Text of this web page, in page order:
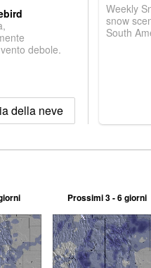
debole.
della neve
Weekly
snow
South
two
Prossimi 3 - 6 giorni